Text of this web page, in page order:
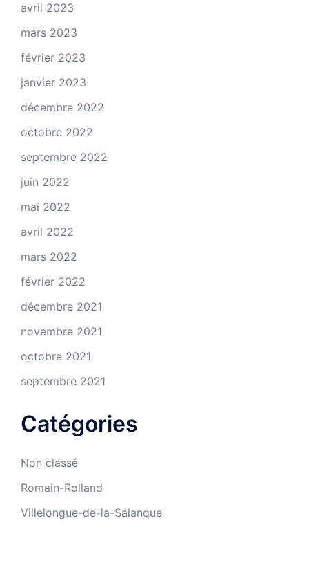
avril 2023
mars 2023
février 2023
janvier 2023
décembre 2022
octobre 2022
septembre 2022
juin 2022
mai 2022
avril 2022
mars 2022
février 2022
décembre 2021
novembre 2021
octobre 2021
septembre 2021
Catégories
Non classé
Romain-Rolland
Villelongue-de-la-Salanque